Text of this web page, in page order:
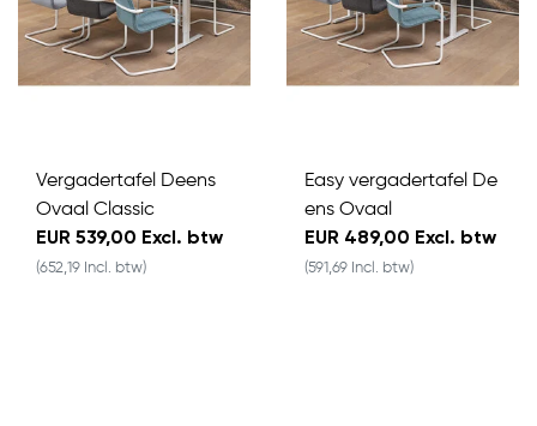
Vergadertafel Deens
Ovaal Classic
EUR 539,00 Excl. btw
(652,19 Incl. btw)
Easy vergadertafel De
ens Ovaal
EUR 489,00 Excl. btw
(591,69 Incl. btw)